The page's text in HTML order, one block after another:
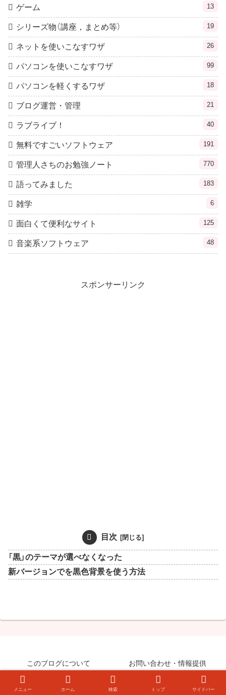
ゲーム 13
シリーズ物（講座，まとめ等） 19
ネットを使いこなすワザ 26
パソコンを使いこなすワザ 99
パソコンを軽くするワザ 18
ブログ運営・管理 21
ラブライブ！ 40
無料ですごいソフトウェア 191
管理人さちのお勉強ノート 770
語ってみました 183
雑学 6
面白くて便利なサイト 125
音楽系ソフトウェア 48
スポンサーリンク
目次
「黒」のテーマが選べなくなった
新バージョンでを黒色背景を使う方法
このブログについて お問い合わせ・情報提供
© 2008-2026 知らなきゃ絶対損するPCマル秘ワザ.
メニュー ホーム 検索 トップ サイドバー